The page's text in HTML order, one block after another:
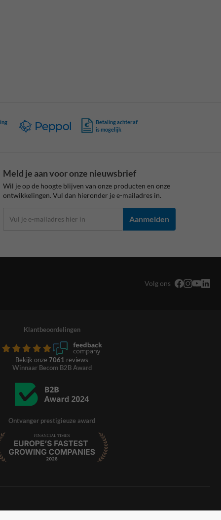
Betaling achteraf
is mogelijk
Meld je aan voor onze nieuwsbrief
Wil je op de hoogte blijven van onze producten en onze
ontwikkelingen. Vul dan hieronder je e-mailadres in.
Aanmelden
Volg ons
Klantbeoordelingen
Bekijk onze 7061 reviews
Winnaar Becom B2B Award
Ontvanger prestigieuze award